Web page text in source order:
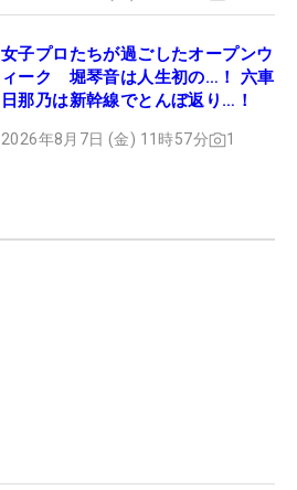
女子プロたちが過ごしたオープンウ
ィーク 堀琴音は人生初の…！ 六車
日那乃は新幹線でとんぼ返り…！
2026年8月7日 (金) 11時57分 1